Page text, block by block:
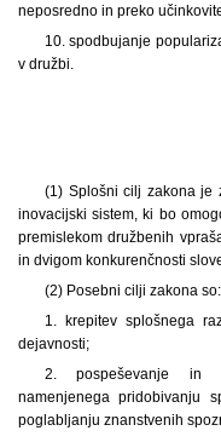
neposredno in preko
10. spodbujanje
v družbi.
(1) Splošni cilj zakona je
inovacijski sistem, ki bo
premislekom družbenih
in dvigom konkurenčnosti
(2) Posebni cilji zakona so:
1. krepitev splošnega
dejavnosti;
2. pospeševanje in
namenjenega pridobivanju
poglabljanju znanstvenih